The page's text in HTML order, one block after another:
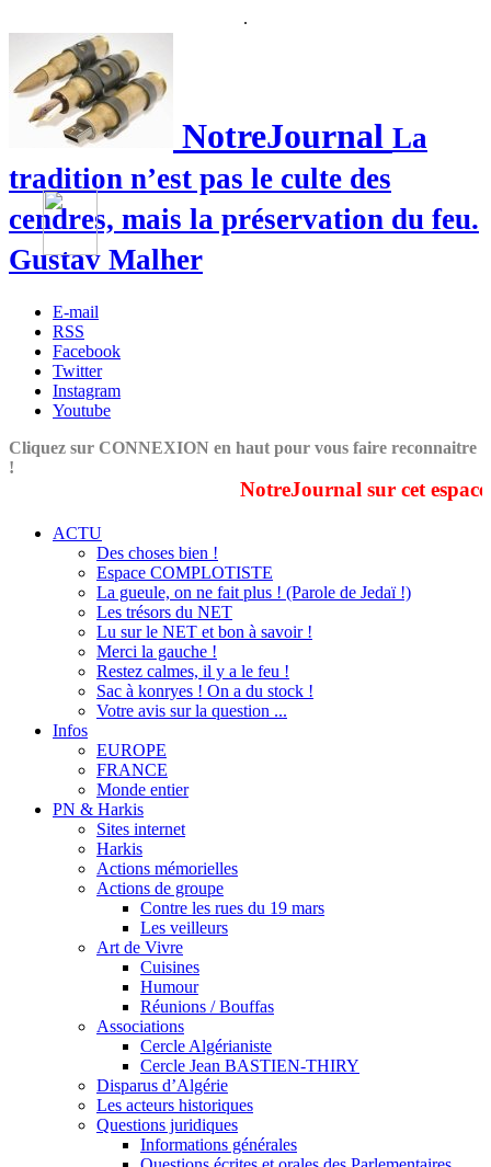
.
NotreJournal La
tradition n’est pas le culte des
cendres, mais la préservation du feu.
Gustav Malher
E-mail
RSS
Facebook
Twitter
Instagram
Youtube
Cliquez sur CONNEXION en haut pour vous faire reconnaitre
!
NotreJournal sur cet
ACTU
Des choses bien !
Espace COMPLOTISTE
La gueule, on ne fait plus ! (Parole de Jedaï !)
Les trésors du NET
Lu sur le NET et bon à savoir !
Merci la gauche !
Restez calmes, il y a le feu !
Sac à konryes ! On a du stock !
Votre avis sur la question ...
Infos
EUROPE
FRANCE
Monde entier
PN & Harkis
Sites internet
Harkis
Actions mémorielles
Actions de groupe
Contre les rues du 19 mars
Les veilleurs
Art de Vivre
Cuisines
Humour
Réunions / Bouffas
Associations
Cercle Algérianiste
Cercle Jean BASTIEN-THIRY
Disparus d’Algérie
Les acteurs historiques
Questions juridiques
Informations générales